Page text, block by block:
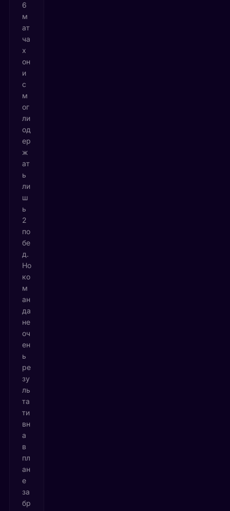
6
м
ат
ча
х
он
и
с
м
ог
ли
од
ер
ж
ат
ь
ли
ш
ь
2
по
бе
д.
Но
ко
м
ан
да
не
оч
ен
ь
ре
зу
ль
та
ти
вн
а
в
пл
ан
е
за
бр